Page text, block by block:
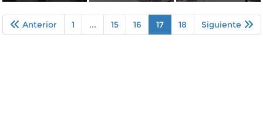
Anterior 1 ... 15 16 17 18 Siguiente